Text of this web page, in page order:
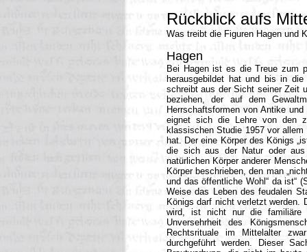
Rückblick aufs
Was treibt die Figuren Hagen und
Hagen
Bei Hagen ist es die Treue zum
herausgebildet hat und bis in
schreibt aus der Sicht seiner Zeit
beziehen, der auf dem
Herrschaftsformen von Antike
eignet sich die Lehre von den
klassischen Studie 1957 vor
hat. Der eine Körper des Königs
die sich aus der Natur oder
natürlichen Körper anderer
Körper beschrieben, den man
und das öffentliche Wohl“ da ist“
Weise das Leben des feudalen
Königs darf nicht verletzt werden.
wird, ist nicht nur die familiäre
Unversehrheit des
Rechtsrituale im Mittelalter
durchgeführt werden. Dieser